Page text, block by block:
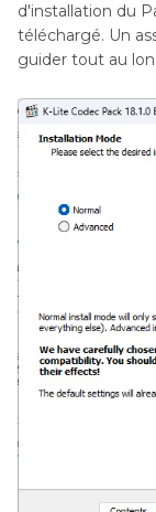
d'installation du
téléchargé. Un
guider tout au